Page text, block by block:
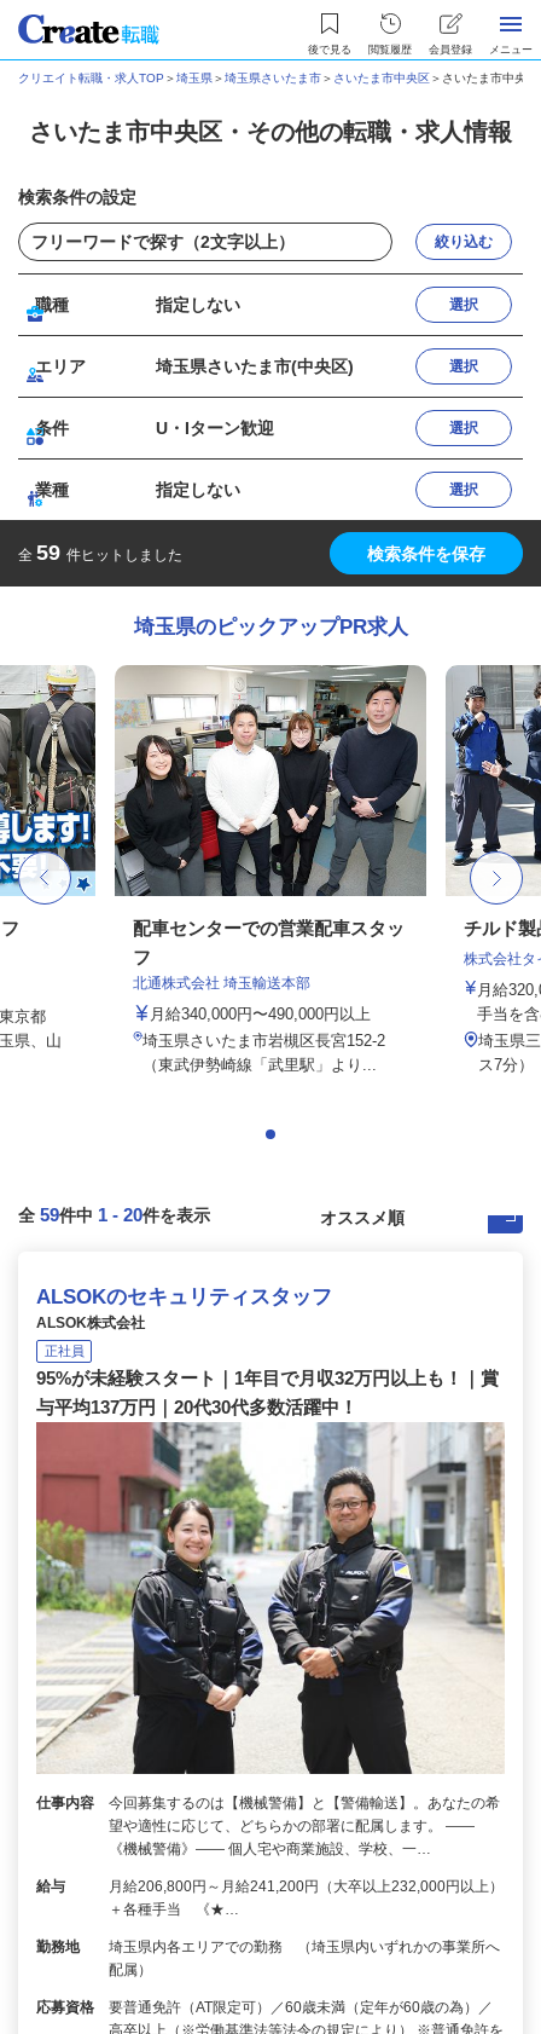
後で見る 閲覧履歴 会員登録 メニュー
クリエイト転職・求人TOP ＞埼玉県＞埼玉県さいたま市＞ さいたま市中央区＞ さいたま市中央
さいたま市中央区・その他の転職・求人情報
検索条件の設定
絞り込む
職種 指定しない 選択
エリア 埼玉県さいたま市(中央区) 選択
条件 U・Iターン歓迎 選択
業種 指定しない 選択
全 59 件ヒットしました 検索条件を保存
埼玉県のピックアップPR求人
京都
県、山
配車センターでの営業配車スタッ
フ
北通株式会社 埼玉輸送本部
月給340,000円〜490,000円以上
埼玉県さいたま市岩槻区長宮152-2
（東武伊勢崎線「武里駅」より...
チルド製
株式会社タ
月給
手当を
埼玉県
ス7分）
全 59件中 1 - 20件を表示
ALSOKのセキュリティスタッフ
ALSOK株式会社
正社員
95%が未経験スタート｜1年目で月収32万円以上も！｜賞
与平均137万円｜20代30代多数活躍中！
仕事内容
今回募集するのは【機械警備】と【警備輸送】。あなたの希
望や適性に応じて、どちらかの部署に配属します。 ――
《機械警備》―― 個人宅や商業施設、学校、一…
給与
月給206,800円～月給241,200円（大卒以上232,000円以上）
＋各種手当 《★…
勤務地
埼玉県内各エリアでの勤務 （埼玉県内いずれかの事業所へ
配属）
応募資格
要普通免許（AT限定可）／60歳未満（定年が60歳の為）／
高卒以上（※労働基準法等法令の規定により） ※普通免許を